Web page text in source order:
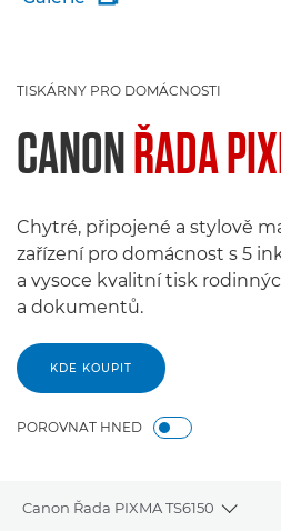
TISKÁRNY PRO DOMÁCNOSTI
CANONŘADA
Chytré, připojené a stylově
zařízení pro domácnost s 5
a vysoce kvalitní tisk
a dokumentů.
KDE KOUPIT
POROVNAT HNED
Canon Řada PIXMA TS6150